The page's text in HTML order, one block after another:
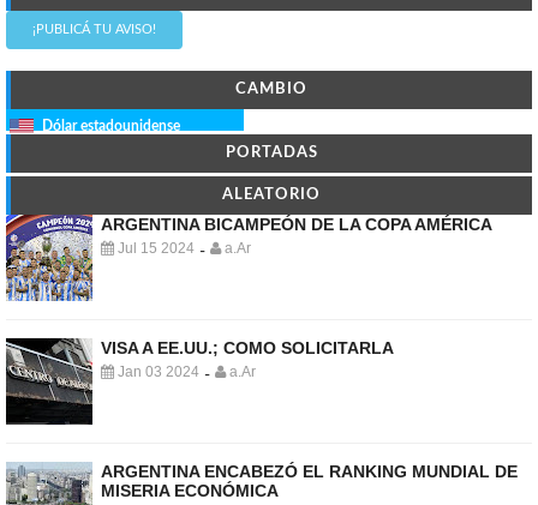
¡PUBLICÁ TU AVISO!
CAMBIO
Dólar estadounidense
PORTADAS
ALEATORIO
ARGENTINA BICAMPEÓN DE LA COPA AMÉRICA
Jul 15 2024 - a.Ar
VISA A EE.UU.; COMO SOLICITARLA
Jan 03 2024 - a.Ar
ARGENTINA ENCABEZÓ EL RANKING MUNDIAL DE
MISERIA ECONÓMICA